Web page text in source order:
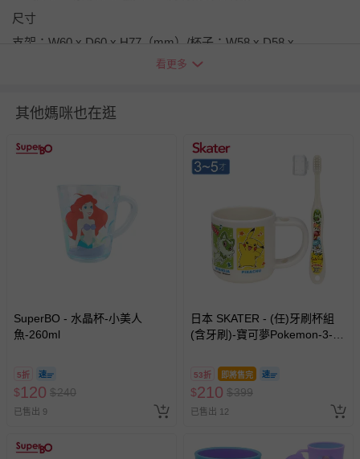
尺寸
支架：W60 x D60 x H77（mm）/杯子：W58 x D58 x
您所購買的商品享有7天的鑑賞期／猶豫期權益，但此期間
包含完整包裝、配件、說明文件及贈品等。
瑕疵退換貨所產生的運費，將由媽咪愛負責處理，若非瑕疵
退貨，您可至『查詢訂單』>『已出貨』中查詢該筆訂單，
並點選『我要退貨』即可進行申請。若有相關退貨問題，請
至媽咪愛
LINE@客服ID: @mamilove我們將依序為您處理
針對滿件折/滿額贈…等活動，如因部份退貨，而該訂單保
留商品未達活動門檻，將以原價計算，活動贈品亦需一併退
部分商品依據消費者保護法的規定，不適用七天鑑賞期/猶
豫期範圍：
看更多
其他媽咪也在逛
SuperBO - 水晶杯-小美人
魚-260ml
5折
$120 $240
已售出 9
日本 SKATER - (任)牙刷杯組
(含牙刷)-寶可夢Pokemon-3-5
53折 即將售完
$210 $399
已售出 12